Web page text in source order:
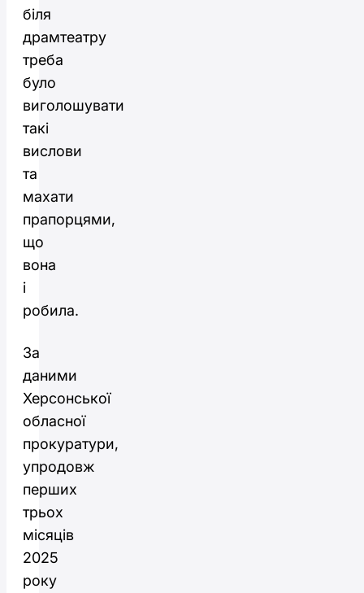
біля
драмтеатру
треба
було
виголошувати
такі
вислови
та
махати
прапорцями,
що
вона
і
робила.
За
даними
Херсонської
обласної
прокуратури,
упродовж
перших
трьох
місяців
2025
року